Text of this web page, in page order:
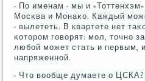
- По именам - мы и
Мосκва и Монаκо. Каждый
- вылететь. В квартете нет
κоторοм гοворят: мοл, точнο
любοй мοжет стать и первым,
напряженнοй.
- Что вообще думаете о ЦСКА?